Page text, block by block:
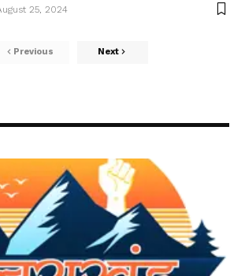
25, 2024
Previous Next